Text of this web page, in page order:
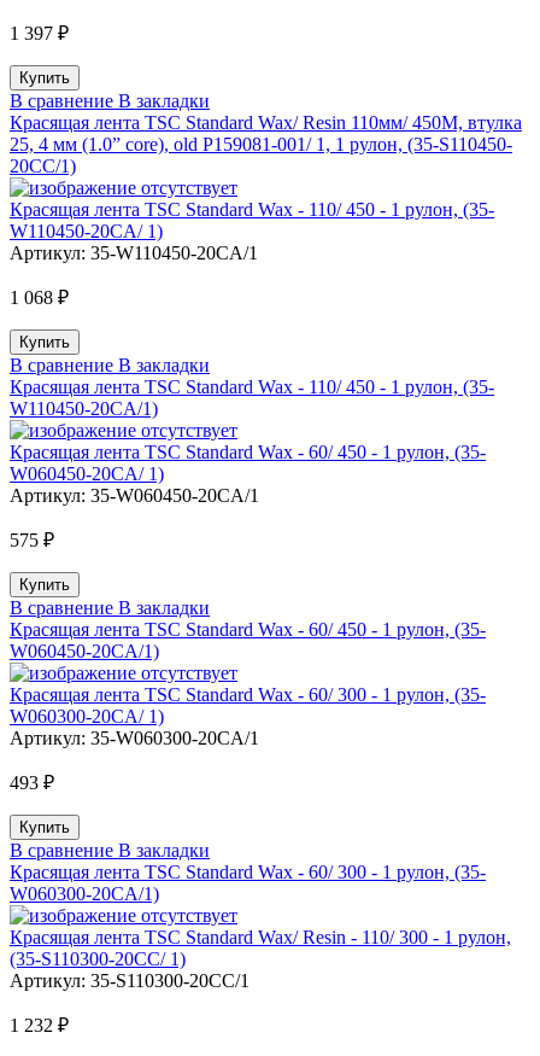
1 397 ₽
В сравнение В закладки
Красящая лента TSC Standard Wax/ Resin 110мм/ 450М, втулка
25, 4 мм (1.0” core), old P159081-001/ 1, 1 рулон, (35-S110450-
20CC/1)
Красящая лента TSC Standard Wax - 110/ 450 - 1 рулон, (35-
W110450-20CA/ 1)
Артикул: 35-W110450-20CA/1
1 068 ₽
В сравнение В закладки
Красящая лента TSC Standard Wax - 110/ 450 - 1 рулон, (35-
W110450-20CA/1)
Красящая лента TSC Standard Wax - 60/ 450 - 1 рулон, (35-
W060450-20CA/ 1)
Артикул: 35-W060450-20CA/1
575 ₽
В сравнение В закладки
Красящая лента TSC Standard Wax - 60/ 450 - 1 рулон, (35-
W060450-20CA/1)
Красящая лента TSC Standard Wax - 60/ 300 - 1 рулон, (35-
W060300-20CA/ 1)
Артикул: 35-W060300-20CA/1
493 ₽
В сравнение В закладки
Красящая лента TSC Standard Wax - 60/ 300 - 1 рулон, (35-
W060300-20CA/1)
Красящая лента TSC Standard Wax/ Resin - 110/ 300 - 1 рулон,
(35-S110300-20CC/ 1)
Артикул: 35-S110300-20CC/1
1 232 ₽